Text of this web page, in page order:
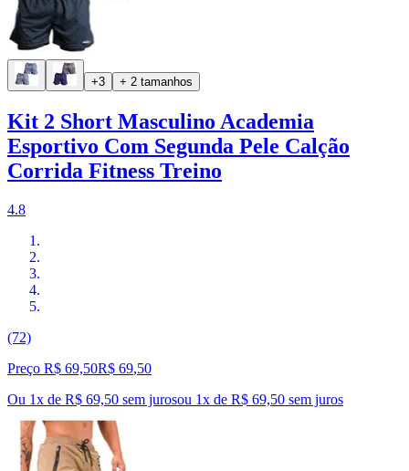
+3 + 2 tamanhos
Kit 2 Short Masculino Academia
Esportivo Com Segunda Pele Calção
Corrida Fitness Treino
4.8
(72)
Preço R$ 69,50R$ 69,50
Ou 1x de R$ 69,50 sem jurosou 1x de R$ 69,50 sem juros